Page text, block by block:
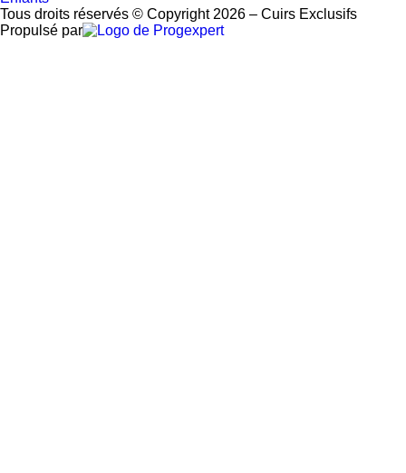
Tous droits réservés © Copyright 2026 – Cuirs Exclusifs
Propulsé par